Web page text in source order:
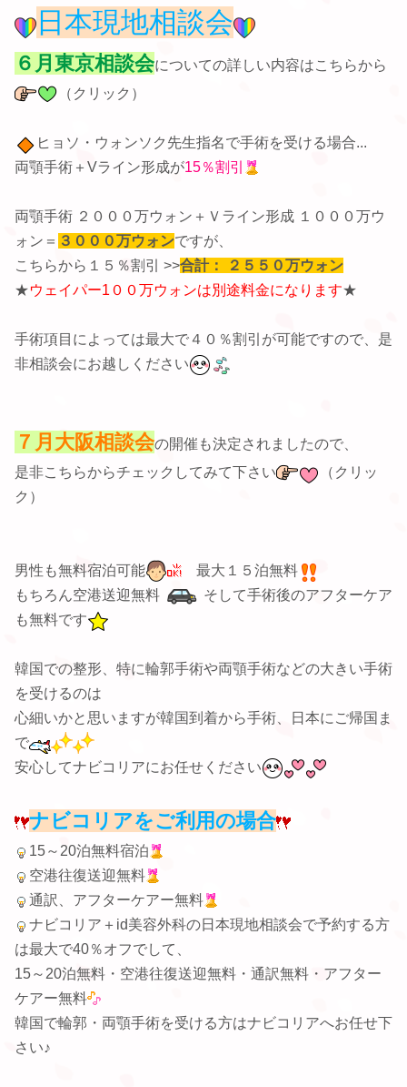
日本現地相談会
６月東京相談会についての詳しい内容はこちらから
（クリック）
ヒョソ・ウォンソク先生指名で手術を受ける場合...
両顎手術＋Vライン形成が15％割引
両顎手術 ２０００万ウォン＋Ｖライン形成 １０００万ウ
ォン＝ ３０００万ウォンですが、
こちらから１５％割引 >>合計：
２５５０万ウォン
★ウェイパー1００万ウォンは別途料金になります★
手術項目によっては最大で４０％割引が可能ですので、是
非相談会にお越しください
７月大阪相談会の開催も決定されましたので、
是非こちらからチェックしてみて下さい
（クリッ
ク）
男性も無料宿泊可能
最大１５泊無料
もちろん空港送迎無料
そして手術後のアフターケア
も無料です
韓国での整形、特に輪郭手術や両顎手術などの大きい手術
を受けるのは
心細いかと思いますが韓国到着から手術、日本にご帰国ま
で
安心してナビコリアにお任せください
ナビコリアをご利用の場合
15～20泊無料宿泊
空港往復送迎無料
通訳、アフターケアー無料
ナビコリア＋id美容外科の日本現地相談会で予約する方
は最大で40％オフでして、
15～20泊無料・空港往復送迎無料・通訳無料・アフター
ケアー無料
韓国で輪郭・両顎手術を受ける方はナビコリアへお任せ下
さい♪